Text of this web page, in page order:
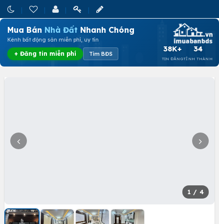
Mua Bán Nhà Đất Nhanh Chóng
Kênh bất động sản miễn phí, uy tín
+ Đăng tin miễn phí Tìm BĐS
38K+
TIN ĐĂNG
34
TỈNH THÀNH
1 / 4